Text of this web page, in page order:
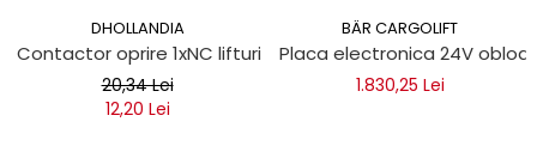
DHOLLANDIA
Contactor oprire 1xNC lifturi hidraulice
20,34 Lei
12,20 Lei
BÄR CARGOLIFT
Placa electronica 24V
1.830,25 Lei